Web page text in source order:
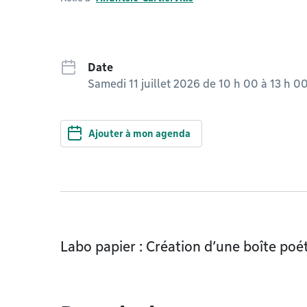
Date
Samedi 11 juillet 2026 de 10 h 00 à 13 h 00
Ajouter à mon agenda
Labo papier : Création d’une boîte